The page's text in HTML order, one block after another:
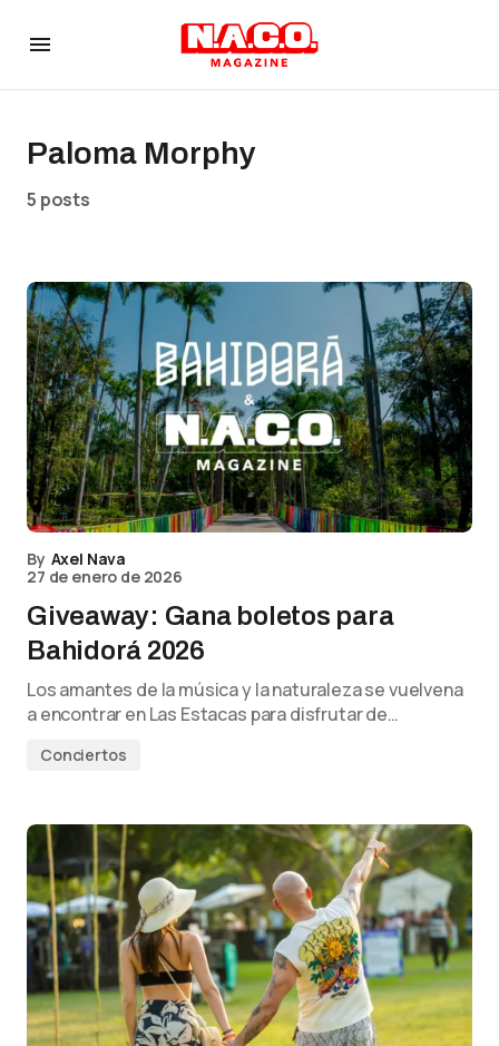
Paloma Morphy
5 posts
By Axel Nava
27 de enero de 2026
Giveaway: Gana boletos para
Bahidorá 2026
Los amantes de la música y la naturaleza se vuelvena
a encontrar en Las Estacas para disfrutar de…
Conciertos